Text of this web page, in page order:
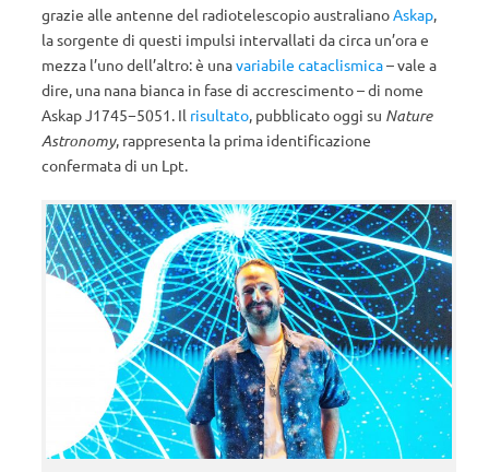
grazie alle antenne del radiotelescopio australianoAskap,
la sorgente di questi impulsi intervallati da circa un’ora e
mezza l’uno dell’altro: è unavariabile cataclismica– vale a
dire, una nana bianca in fase di accrescimento – di nome
Askap J1745−5051. Il risultato, pubblicato oggi su Nature
Astronomy, rappresenta la prima identificazione
confermata di un Lpt.